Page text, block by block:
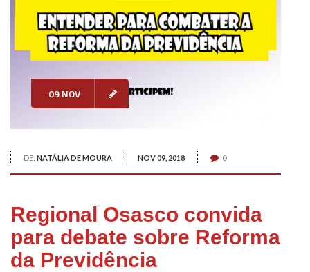
09 NOV
DE: NATÁLIA DE MOURA NOV 09, 2018 0
Regional Osasco convida
para debate sobre Reforma
da Previdência